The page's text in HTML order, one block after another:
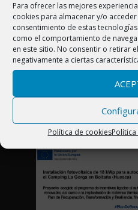
Para ofrecer las mejores
cookies para almacenar y/o
consentimiento de estas
como el comportamiento de
en este sitio. No consentir o retirar
negativamente a ciertas
Política de cookiesPolítica
CAMPING LA GORGA
Ctra. N-260 Km 444.
Telf. 974 50 23 57
info@campinglagorga.com